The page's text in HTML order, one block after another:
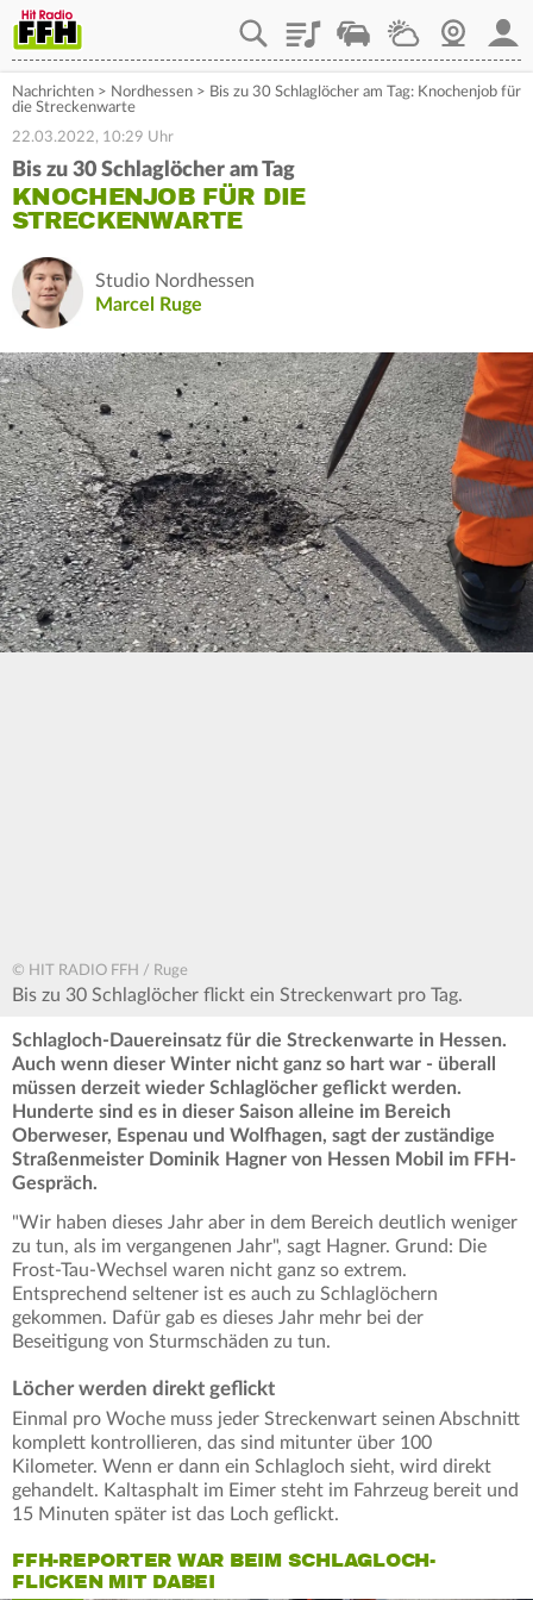
PlaylistStaupilotWetterWebcam
Nachrichten > Nordhessen > Bis zu 30 Schlaglöcher am Tag: Knochenjob für
die Streckenwarte
22.03.2022, 10:29 Uhr
Bis zu 30 Schlaglöcher am Tag
KNOCHENJOB FÜR DIE
STRECKENWARTE
Studio Nordhessen
Marcel Ruge
© HIT RADIO FFH / Ruge
Bis zu 30 Schlaglöcher flickt ein Streckenwart pro Tag.
Schlagloch-Dauereinsatz für die Streckenwarte in Hessen.
Auch wenn dieser Winter nicht ganz so hart war - überall
müssen derzeit wieder Schlaglöcher geflickt werden.
Hunderte sind es in dieser Saison alleine im Bereich
Oberweser, Espenau und Wolfhagen, sagt der zuständige
Straßenmeister Dominik Hagner von Hessen Mobil im FFH-
Gespräch.
"Wir haben dieses Jahr aber in dem Bereich deutlich weniger
zu tun, als im vergangenen Jahr", sagt Hagner. Grund: Die
Frost-Tau-Wechsel waren nicht ganz so extrem.
Entsprechend seltener ist es auch zu Schlaglöchern
gekommen. Dafür gab es dieses Jahr mehr bei der
Beseitigung von Sturmschäden zu tun.
Löcher werden direkt geflickt
Einmal pro Woche muss jeder Streckenwart seinen Abschnitt
komplett kontrollieren, das sind mitunter über 100
Kilometer. Wenn er dann ein Schlagloch sieht, wird direkt
gehandelt. Kaltasphalt im Eimer steht im Fahrzeug bereit und
15 Minuten später ist das Loch geflickt.
FFH-REPORTER WAR BEIM SCHLAGLOCH-
FLICKEN MIT DABEI